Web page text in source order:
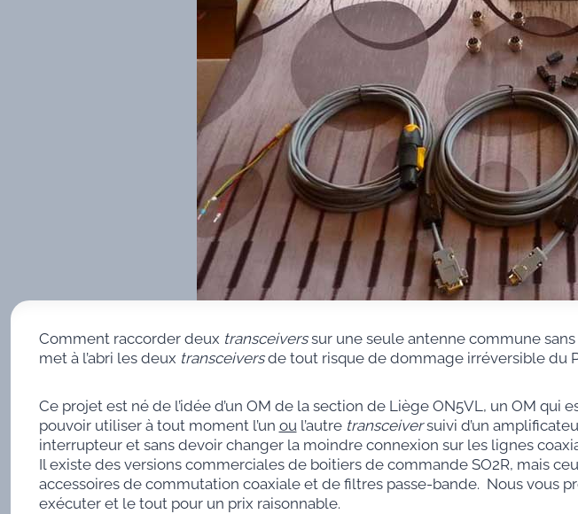
Comment raccorder deux transceiverssur une seule antenne commune
met à l’abri les deux transceiversde tout risque de dommage irréversible du
Ce projet est né de l’idée d’un OM de la section de Liège ON5VL, un OM
pouvoir utiliser à tout moment l’un oul’autre transceiversuivi d’un
interrupteur et sans devoir changer la moindre connexion sur les lignes
Il existe des versions commerciales de boitiers de commande SO2R, mais
accessoires de commutation coaxiale et de filtres passe-bande. Nous vous
exécuter et le tout pour un prix raisonnable.